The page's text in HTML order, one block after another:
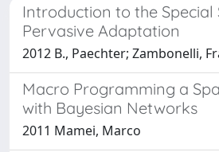
Introduction to the Special
Pervasive Adaptation
2012 B., Paechter; Zambonelli,
Macro Programming a
with Bayesian Networks
2011 Mamei, Marco